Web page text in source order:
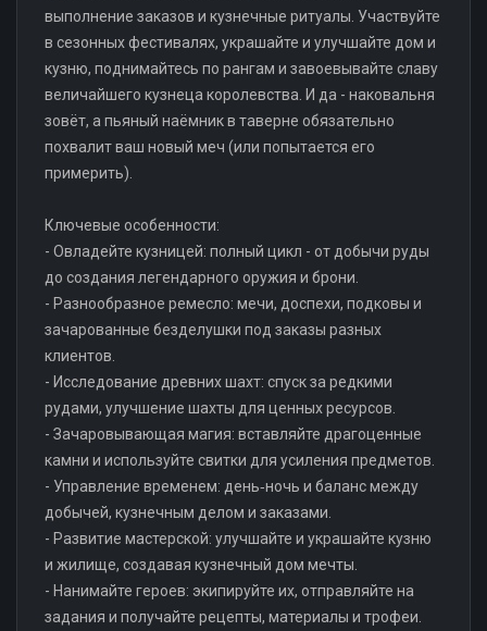
выполнение заказов и кузнечные ритуалы. Участвуйте
в сезонных фестивалях, украшайте и улучшайте дом и
кузню, поднимайтесь по рангам и завоевывайте славу
величайшего кузнеца королевства. И да - наковальня
зовёт, а пьяный наёмник в таверне обязательно
похвалит ваш новый меч (или попытается его
примерить).
Ключевые особенности:
- Овладейте кузницей: полный цикл - от добычи руды
до создания легендарного оружия и брони.
- Разнообразное ремесло: мечи, доспехи, подковы и
зачарованные безделушки под заказы разных
клиентов.
- Исследование древних шахт: спуск за редкими
рудами, улучшение шахты для ценных ресурсов.
- Зачаровывающая магия: вставляйте драгоценные
камни и используйте свитки для усиления предметов.
- Управление временем: день‑ночь и баланс между
добычей, кузнечным делом и заказами.
- Развитие мастерской: улучшайте и украшайте кузню
и жилище, создавая кузнечный дом мечты.
- Нанимайте героев: экипируйте их, отправляйте на
задания и получайте рецепты, материалы и трофеи.